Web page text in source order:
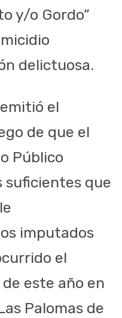
y/o Gordo”
delictuosa.
el
de que el
Público
suficientes que
imputados
el
este año en
Palomas de